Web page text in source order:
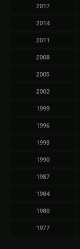
2017
2014
2011
2008
2005
2002
1999
1996
1993
1990
1987
1984
1980
1977